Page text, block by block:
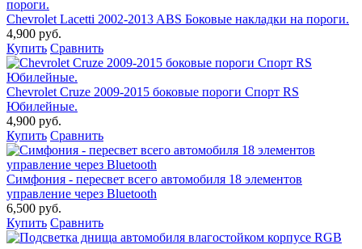
Chevrolet Lacetti 2002-2013 ABS Боковые накладки на пороги.
4,900 руб.
Купить Сравнить
Chevrolet Cruze 2009-2015 боковые пороги Спорт RS
Юбилейные.
4,900 руб.
Купить Сравнить
Симфония - пересвет всего автомобиля 18 элементов
управление через Bluetooth
6,500 руб.
Купить Сравнить